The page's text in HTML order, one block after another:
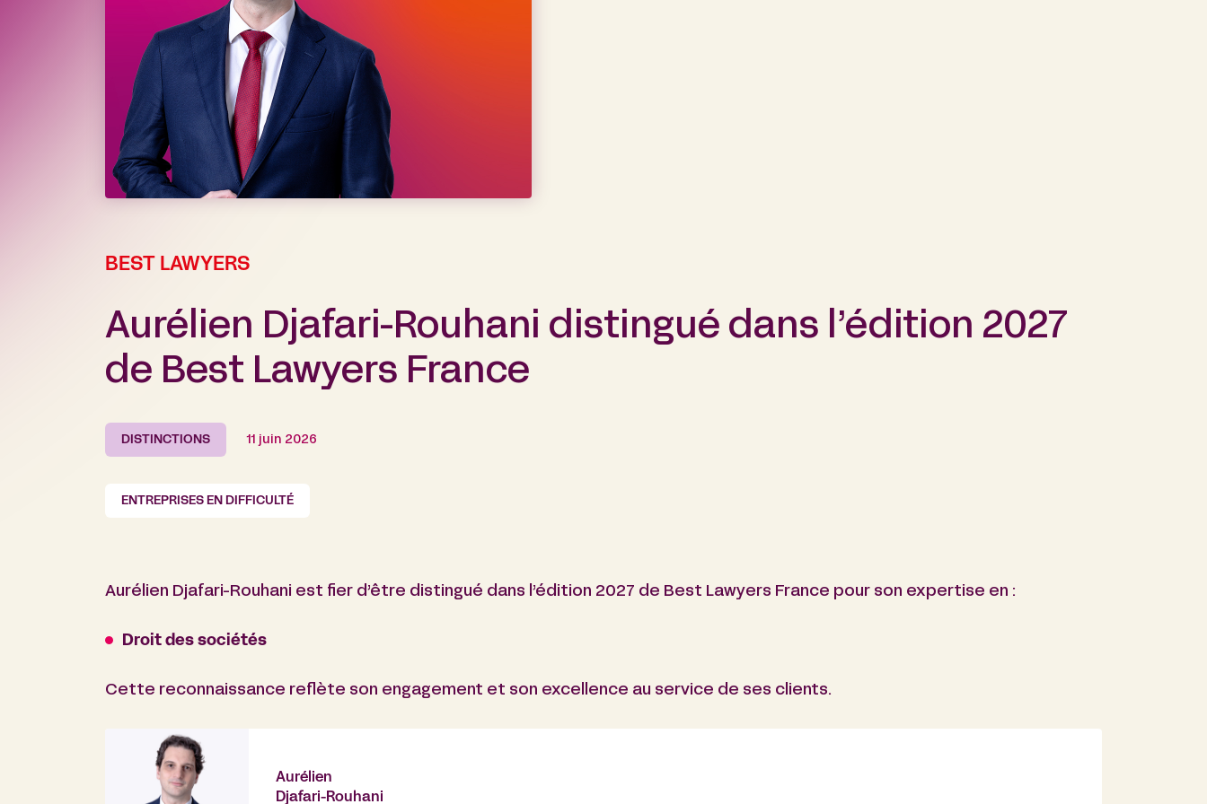
BEST LAWYERS
Aurélien Djafari-Rouhani distingué dans l’édition 2027
de Best Lawyers France
DISTINCTIONS 11 juin 2026
ENTREPRISES EN DIFFICULTÉ
Aurélien Djafari-Rouhani est fier d’être distingué dans l’édition 2027 de Best Lawyers France pour son expertise en :
Droit des sociétés
Cette reconnaissance reflète son engagement et son excellence au service de ses clients.
Aurélien
Djafari-Rouhani